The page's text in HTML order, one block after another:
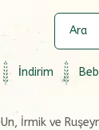
İndirim
Un, İrmik ve